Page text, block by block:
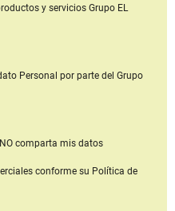
y serviciosGrupo EL
Personal por parte del Grupo
comparta mis datos
conforme su Política de